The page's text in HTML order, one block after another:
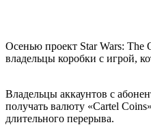
Осенью проект Star Wars: The
владельцы коробки с игрой,
Владельцы аккаунтов с
получать валюту «Cartel
длительного перерыва.